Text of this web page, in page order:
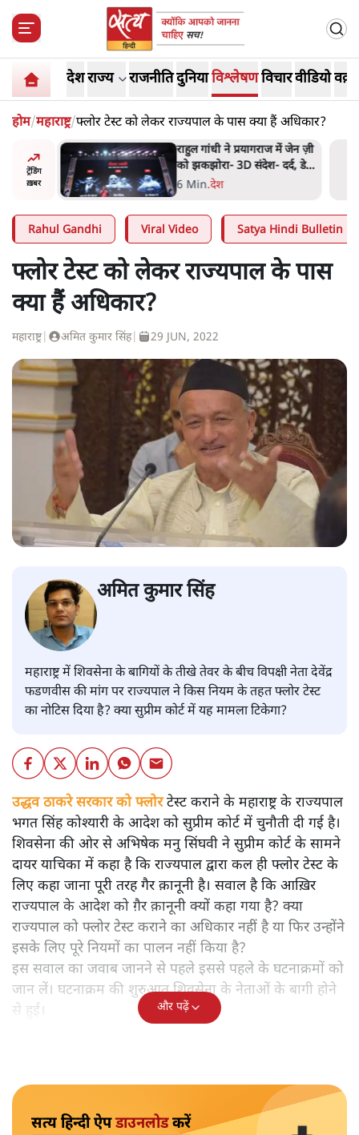
देशराज्य राजनीतिदुनियाविश्लेषणविचारवीडियो
होम/महाराष्ट्र/फ्लोर टेस्ट को लेकर राज्यपाल के पास क्या हैं अधिकार?
ट्रेंडिंग
ख़बर
रांची में
कर रही
राहुल गांधी ने प्रयागराज में जेन ज़ी
को झकझोरा- 3D संदेश- दर्द, डेटा,
दौलत
6 Min.देश
Rahul Gandhi Viral Video Satya Hindi Bulletin
फ्लोर टेस्ट को लेकर राज्यपाल के पास
क्या हैं अधिकार?
महाराष्ट्र| अमित कुमार सिंह| 29 JUN, 2022
अमित कुमार सिंह
महाराष्ट्र में शिवसेना के बागियों के तीखे तेवर के बीच विपक्षी नेता देवेंद्र
फडणवीस की मांग पर राज्यपाल ने किस नियम के तहत फ्लोर टेस्ट
का नोटिस दिया है? क्या सुप्रीम कोर्ट में यह मामला टिकेगा?
उद्धव ठाकरे सरकार को फ्लोरटेस्ट कराने के महाराष्ट्र के राज्यपाल
भगत सिंह कोश्यारी के आदेश को सुप्रीम कोर्ट में चुनौती दी गई है।
शिवसेना की ओर से अभिषेक मनु सिंघवी ने सुप्रीम कोर्ट के सामने
दायर याचिका में कहा है कि राज्यपाल द्वारा कल ही फ्लोर टेस्ट के
लिए कहा जाना पूरी तरह गैर क़ानूनी है। सवाल है कि आख़िर
राज्यपाल के आदेश को ग़ैर क़ानूनी क्यों कहा गया है? क्या
राज्यपाल को फ्लोर टेस्ट कराने का अधिकार नहीं है या फिर उन्होंने
इसके लिए पूरे नियमों का पालन नहीं किया है?
इस सवाल का जवाब जानने से पहले इससे पहले के घटनाक्रमों को
जान लें। घटनाक्रम की शुरुआत शिवसेना के नेताओं के बागी होने
से हुई।
और पढ़ें
सत्य हिन्दी ऐपडाउनलोडकरें